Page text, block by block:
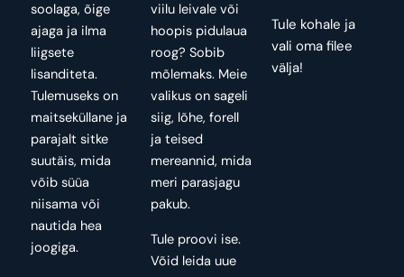
soolaga, õige
ajaga ja ilma
liigsete
lisanditeta.
Tulemuseks on
maitseküllane ja
parajalt sitke
suutäis, mida
võib süüa
niisama või
nautida hea
joogiga.
viilu leivale või
hoopis pidulaua
roog? Sobib
mõlemaks. Meie
valikus on sageli
siig, lõhe, forell
ja teised
mereannid, mida
meri parasjagu
pakub.
Tule proovi ise.
Võid leida uue
Tule kohale ja
vali oma filee
välja!